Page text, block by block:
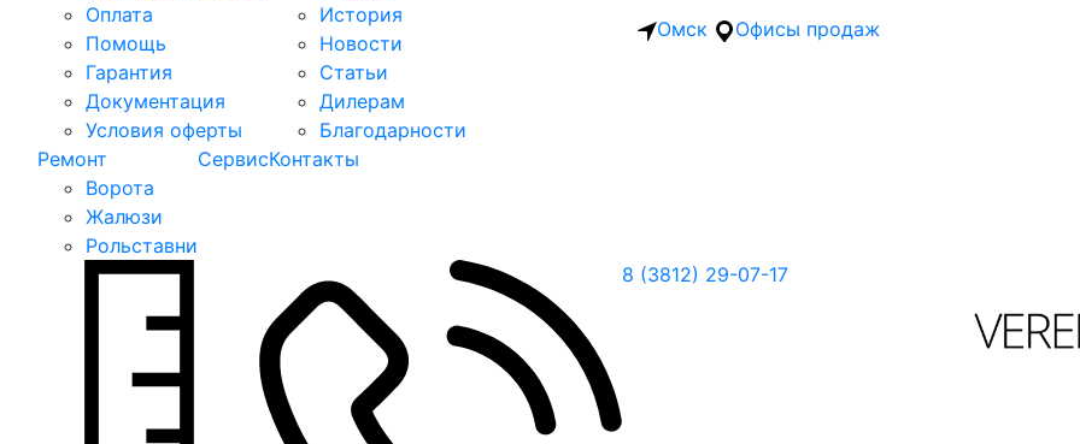
Оплата
Помощь
Гарантия
Документация
Условия оферты
История
Новости
Статьи
Дилерам
Благодарности
Ремонт
Ворота
Жалюзи
Рольставни
СервисКонтакты
Омск Офисы продаж
8 (3812) 29-07-17